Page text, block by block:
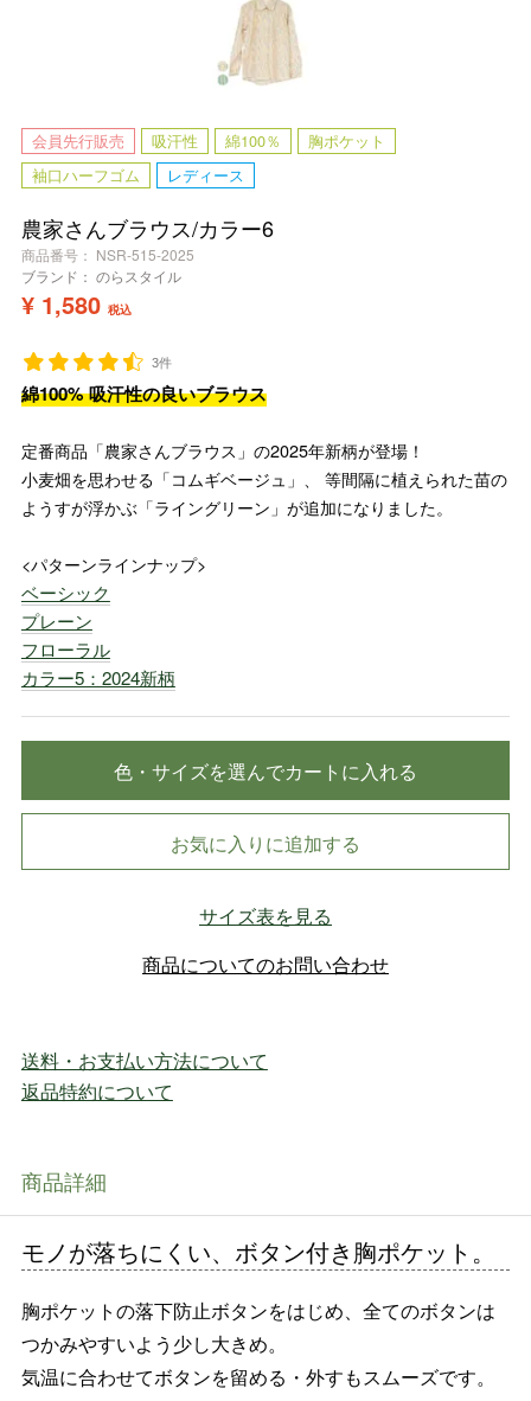
会員先行販売 吸汗性 綿100％
胸ポケット
袖口ハーフゴム
レディース
農家さんブラウス/カラー6
商品番号
NSR-515-2025
ブランド： のらスタイル
¥ 1,580 税込
3件
綿100% 吸汗性の良いブラウス
定番商品「農家さんブラウス」の2025年新柄が登場！
小麦畑を思わせる「コムギベージュ」、 等間隔に植えられた苗の
ようすが浮かぶ「ライングリーン」が追加になりました。
<パターンラインナップ>
ベーシック
プレーン
フローラル
カラー5：2024新柄
色・サイズを選んでカートに入れる
お気に入りに追加する
サイズ表を見る
商品についてのお問い合わせ
送料・お支払い方法について
返品特約について
商品詳細
モノが落ちにくい、ボタン付き胸ポケット。
胸ポケットの落下防止ボタンをはじめ、全てのボタンは
つかみやすいよう少し大きめ。
気温に合わせてボタンを留める・外すもスムーズです。